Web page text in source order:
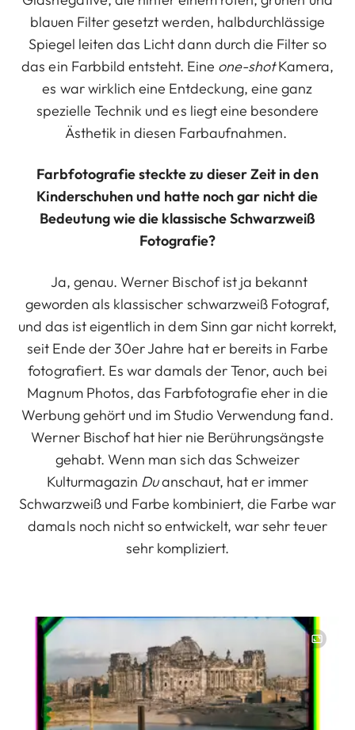
blauen Filter gesetzt werden, halbdurchlässige
Spiegel leiten das Licht dann durch die Filter so
das ein Farbbild entsteht. Eine one-shotKamera,
es war wirklich eine Entdeckung, eine ganz
spezielle Technik und es liegt eine besondere
Ästhetik in diesen Farbaufnahmen.
Farbfotografie steckte zu dieser Zeit in den
Kinderschuhen und hatte noch gar nicht die
Bedeutung wie die klassische Schwarzweiß
Fotografie?
Ja, genau. Werner Bischof ist ja bekannt
geworden als klassischer schwarzweiß Fotograf,
und das ist eigentlich in dem Sinn gar nicht korrekt,
seit Ende der 30er Jahre hat er bereits in Farbe
fotografiert. Es war damals der Tenor, auch bei
Magnum Photos, das Farbfotografie eher in die
Werbung gehört und im Studio Verwendung fand.
Werner Bischof hat hier nie Berührungsängste
gehabt. Wenn man sich das Schweizer
Kulturmagazin Duanschaut, hat er immer
Schwarzweiß und Farbe kombiniert, die Farbe war
damals noch nicht so entwickelt, war sehr teuer
sehr kompliziert.
Image